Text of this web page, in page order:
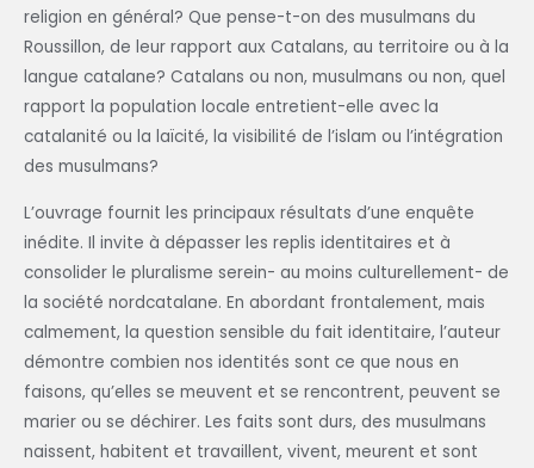
religion en général? Que pense-t-on des musulmans du
Roussillon, de leur rapport aux Catalans, au territoire ou à la
langue catalane? Catalans ou non, musulmans ou non, quel
rapport la population locale entretient-elle avec la
catalanité ou la laïcité, la visibilité de l’islam ou l’intégration
des musulmans?
L’ouvrage fournit les principaux résultats d’une enquête
inédite. Il invite à dépasser les replis identitaires et à
consolider le pluralisme serein- au moins culturellement- de
la société nord­catalane. En abordant frontalement, mais
calmement, la question sensible du fait identitaire, l’auteur
démontre combien nos identités sont ce que nous en
faisons, qu’elles se meuvent et se rencontrent, peuvent se
marier ou se déchirer. Les faits sont durs, des musulmans
naissent, habitent et travaillent, vivent, meurent et sont